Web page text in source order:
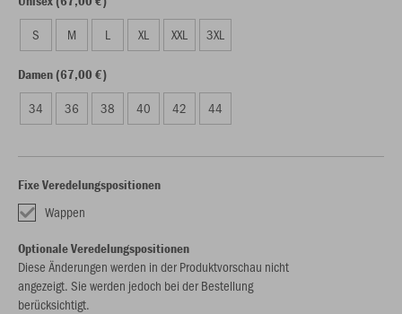
S M L XL XXL 3XL
Damen (67,00 €)
34 36 38 40 42 44
Fixe Veredelungspositionen
Wappen
Optionale Veredelungspositionen
Diese Änderungen werden in der Produktvorschau nicht
angezeigt. Sie werden jedoch bei der Bestellung
berücksichtigt.